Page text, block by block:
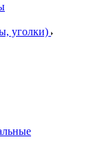
уголки)